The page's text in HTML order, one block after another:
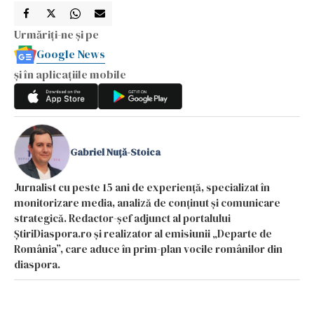
Urmăriți-ne și pe
Google News
și în aplicațiile mobile
Gabriel Nuță-Stoica
Jurnalist cu peste 15 ani de experiență, specializat în
monitorizare media, analiză de conținut și comunicare
strategică. Redactor-șef adjunct al portalului
ȘtiriDiaspora.ro și realizator al emisiunii „Departe de
România”, care aduce în prim-plan vocile românilor din
diaspora.